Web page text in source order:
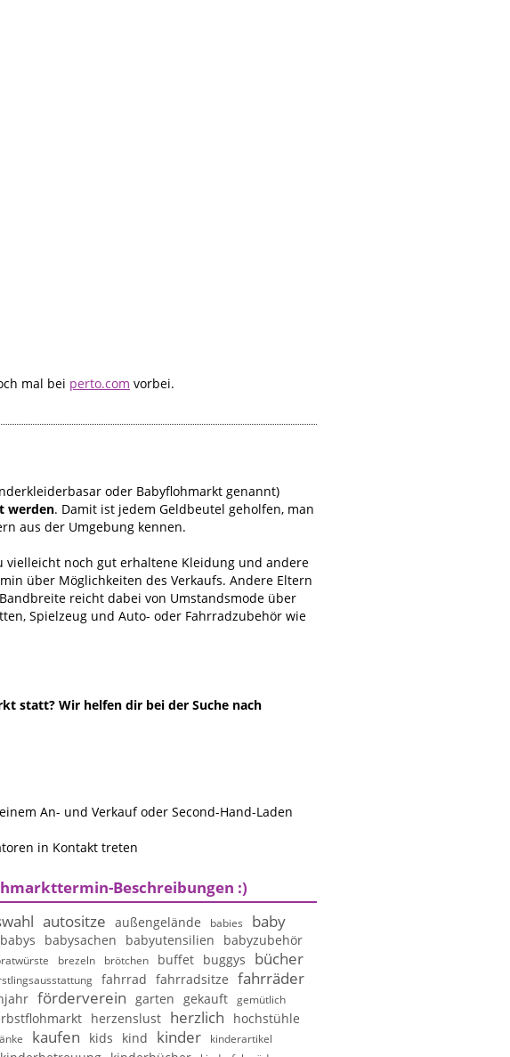
mal bei perto.com vorbei.
oder Babyflohmarkt genannt)
werden. Damit ist jedem Geldbeutel geholfen, man
aus der Umgebung kennen.
vielleicht noch gut erhaltene Kleidung und andere
über Möglichkeiten des Verkaufs. Andere Eltern
reicht dabei von Umstandsmode über
Spielzeug und Auto- oder Fahrradzubehör wie
statt? Wir helfen dir bei der Suche nach
An- und Verkauf oder Second-Hand-Laden
in Kontakt treten
Beschreibungen :)
autositze außengelände babies baby
babys babysachen babyutensilien babyzubehör
brezeln brötchen buffet buggys
bücher
fahrrad fahrradsitze fahrräder
förderverein garten gekauft gemütlich
herzenslust herzlich hochstühle
kaufen kids kind kinder kinderartikel